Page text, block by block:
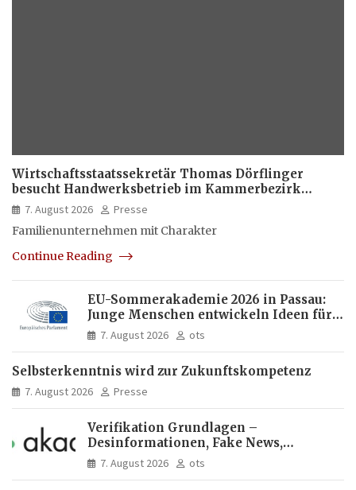
Wirtschaftsstaatssekretär Thomas Dörflinger
besucht Handwerksbetrieb im Kammerbezirk
Freiburg
7. August 2026
Presse
Familienunternehmen mit Charakter
Continue Reading
EU-Sommerakademie 2026 in Passau:
Junge Menschen entwickeln Ideen für
Europas Zukunft
7. August 2026 ots
Selbsterkenntnis wird zur Zukunftskompetenz
7. August 2026 Presse
Verifikation Grundlagen –
Desinformationen, Fake News,
manipulierte Inhalte | dpa-Akademie
7. August 2026 ots